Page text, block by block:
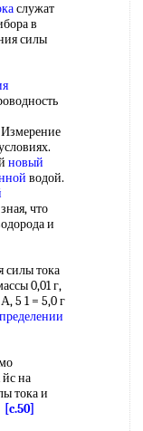
служат
в
силы
новый
водой.
что
и
тока
0,01 г,
5 1 = 5,0 г
йс на
тока и
[c.50]